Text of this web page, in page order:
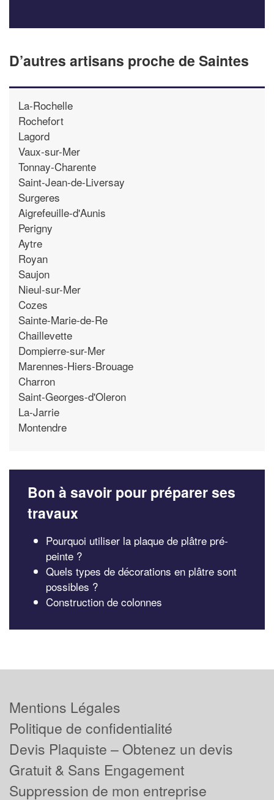
D’autres artisans proche de Saintes
La-Rochelle
Rochefort
Lagord
Vaux-sur-Mer
Tonnay-Charente
Saint-Jean-de-Liversay
Surgeres
Aigrefeuille-d'Aunis
Perigny
Aytre
Royan
Saujon
Nieul-sur-Mer
Cozes
Sainte-Marie-de-Re
Chaillevette
Dompierre-sur-Mer
Marennes-Hiers-Brouage
Charron
Saint-Georges-d'Oleron
La-Jarrie
Montendre
Bon à savoir pour préparer ses
travaux
Pourquoi utiliser la plaque de plâtre pré-
peinte ?
Quels types de décorations en plâtre sont
possibles ?
Construction de colonnes
Mentions Légales
Politique de confidentialité
Devis Plaquiste – Obtenez un devis
Gratuit & Sans Engagement
Suppression de mon entreprise